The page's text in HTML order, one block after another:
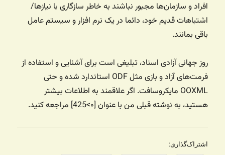
افراد و سازمان‌ها مجبور نباشند به خاطر سازگاری با نیازها/
اشتباهات قدیم خود، دائما در یک نرم افزار و سیستم عامل
باقی بمانند.
روز جهانی آزادی اسناد، تبلیغی است برای آشنایی و استفاده از
فرمت‌های آزاد و بازی مثل ODF استاندارد شده و حتی
OOXML مایکروسافت. اگر علاقمند به اطلاعات بیشتر
هستید، به نوشته قبلی من با عنوان [۰>425] مراجعه کنید.
اشتراک‌گذاری: